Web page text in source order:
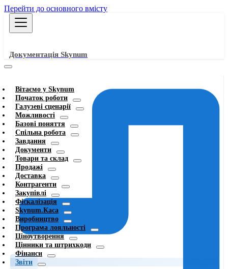
Перейти до основного вмісту
Документація Skynum
Вітаємо у Skynum
Початок роботи
Галузеві сценарії
Можливості
Базові поняття
Спільна робота
Завдання
Документи
Товари та склад
Продажі
Доставка
Контрагенти
Закупівлі
Фіскалізація
Skynum.Каса
Виробництво
Програма лояльності
Ціноутворення
Цінники та штрихкоди
Фінанси
Звіти